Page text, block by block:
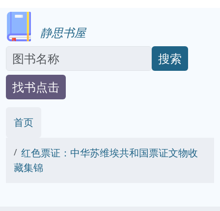
静思书屋
搜索
找书点击
首页
红色票证：中华苏维埃共和国票证文物收
藏集锦